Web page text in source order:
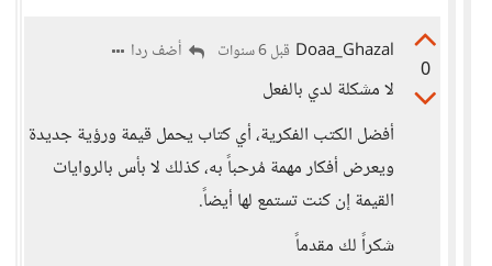
0
Doaa_Ghazal قبل 6 سنوات أضف ردا
لا مشكلة لدي بالفعل
أفضل الكتب الفكرية، أي كتاب يحمل قيمة ورؤية جديدة
ويعرض أفكار مهمة مُرحباً به، كذلك لا بأس بالروايات
القيمة إن كنت تستمع لها أيضاً.
شكراً لك مقدماً